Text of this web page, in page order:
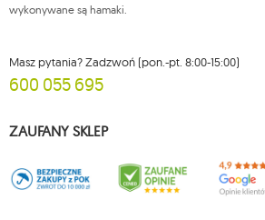
wykonywane są hamaki.
Masz pytania? Zadzwoń (pon.-pt. 8:00-15:00)
600 055 695
ZAUFANY SKLEP